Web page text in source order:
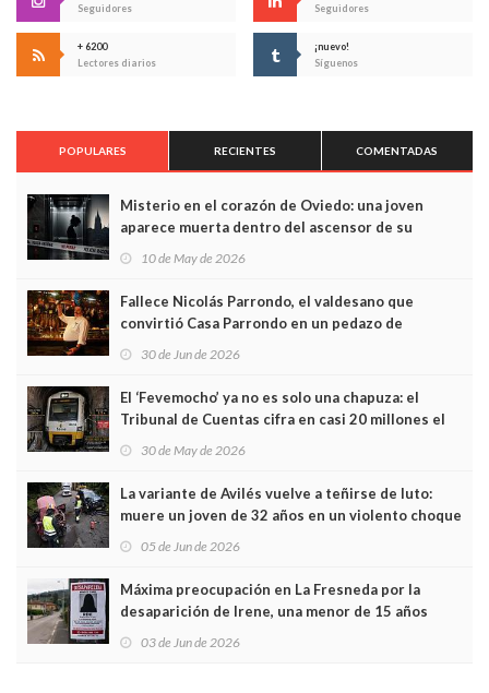
Seguidores
Seguidores
+ 6200
Lectores diarios
¡nuevo!
Síguenos
POPULARES RECIENTES COMENTADAS
Misterio en el corazón de Oviedo: una joven
aparece muerta dentro del ascensor de su
edificio y las cámaras captan sus últimos minutos
10 de May de 2026
Fallece Nicolás Parrondo, el valdesano que
convirtió Casa Parrondo en un pedazo de
Asturias en Madrid
30 de Jun de 2026
El ‘Fevemocho’ ya no es solo una chapuza: el
Tribunal de Cuentas cifra en casi 20 millones el
sobrecoste de los trenes que no cabían por los
30 de May de 2026
La variante de Avilés vuelve a teñirse de luto:
muere un joven de 32 años en un violento choque
frontal
05 de Jun de 2026
Máxima preocupación en La Fresneda por la
desaparición de Irene, una menor de 15 años
03 de Jun de 2026